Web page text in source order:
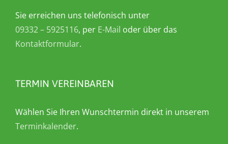
Sie erreichen uns telefonisch unter
09332 – 5925116, per E-Mail oder über das
Kontaktformular.
TERMIN VEREINBAREN
Wählen Sie Ihren Wunschtermin direkt in unserem
Terminkalender.